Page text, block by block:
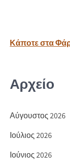
k τε
ε
Κάποτε στα
Αρχείο
Αύγουστος 2026
Ιούλιος 2026
Ιούνιος 2026